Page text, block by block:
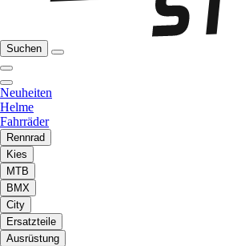
Suchen
Neuheiten
Helme
Fahrräder
Rennrad
Kies
MTB
BMX
City
Ersatzteile
Ausrüstung